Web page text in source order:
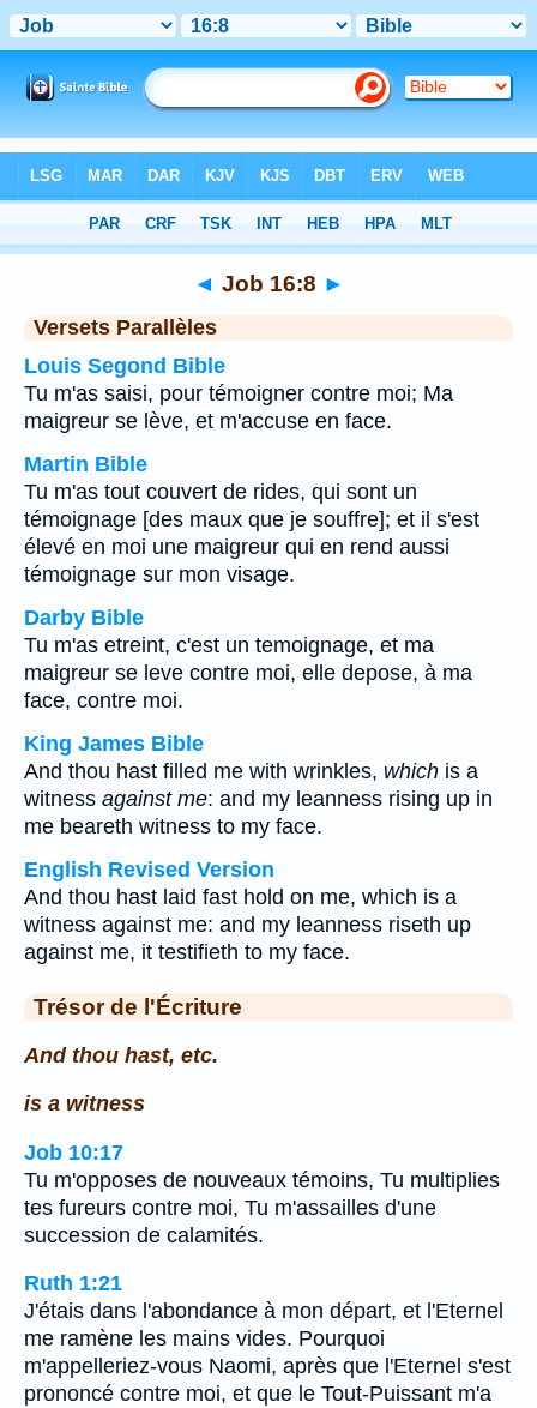
Chapitre 16 > Verset 8
◄ Job 16:8 ►
Versets Parallèles
Louis Segond Bible
Tu m'as saisi, pour témoigner contre moi; Ma
maigreur se lève, et m'accuse en face.
Martin Bible
Tu m'as tout couvert de rides, qui sont un
témoignage [des maux que je souffre]; et il s'est
élevé en moi une maigreur qui en rend aussi
témoignage sur mon visage.
Darby Bible
Tu m'as etreint, c'est un temoignage, et ma
maigreur se leve contre moi, elle depose, à ma
face, contre moi.
King James Bible
And thou hast filled me with wrinkles, which is a
witness against me: and my leanness rising up in
me beareth witness to my face.
English Revised Version
And thou hast laid fast hold on me, which is a
witness against me: and my leanness riseth up
against me, it testifieth to my face.
Trésor de l'Écriture
And thou hast, etc.
is a witness
Job 10:17
Tu m'opposes de nouveaux témoins, Tu multiplies
tes fureurs contre moi, Tu m'assailles d'une
succession de calamités.
Ruth 1:21
J'étais dans l'abondance à mon départ, et l'Eternel
me ramène les mains vides. Pourquoi
m'appelleriez-vous Naomi, après que l'Eternel s'est
prononcé contre moi, et que le Tout-Puissant m'a